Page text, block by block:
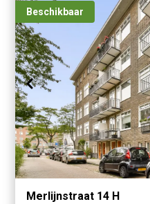
Beschikbaar
Merlijnstraat 14 H